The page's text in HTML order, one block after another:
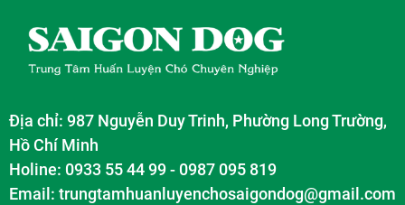
Địa chỉ: 987 Nguyễn Duy Trinh, Phường Long Trường,
Hồ Chí Minh
Holine: 0933 55 44 99 - 0987 095 819
Email: trungtamhuanluyenchosaigondog@gmail.com